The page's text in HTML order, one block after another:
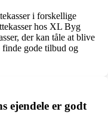
i forskellige
hos XL Byg
der kan tåle at blive
gode tilbud og
ejendele er godt